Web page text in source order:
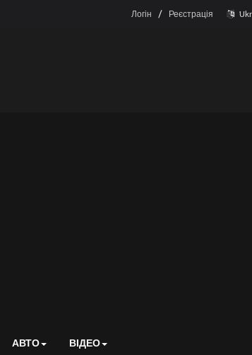
Логін / Реєстрація
АВТО ВІДЕО